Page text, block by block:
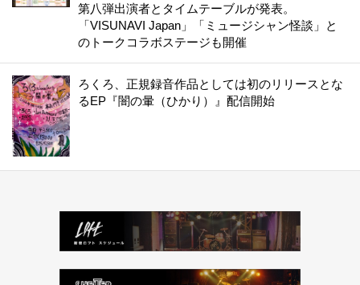
第八弾出演者とタイムテーブルが発表。
「VISUNAVI Japan」「ミュージシャン怪談」と
のトークコラボステージも開催
ろくろ、正規録音作品としては初のリリースとな
るEP『闇の暈（ひかり）』配信開始